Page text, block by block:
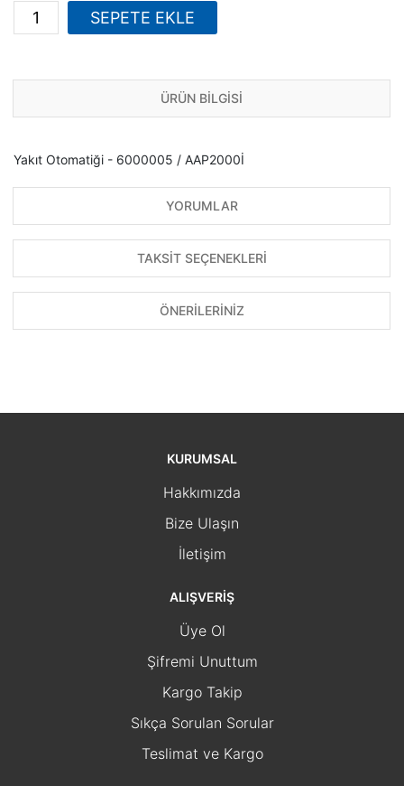
SEPETE EKLE
ÜRÜN BİLGİSİ
Yakıt Otomatiği - 6000005 / AAP2000İ
YORUMLAR
TAKSİT SEÇENEKLERİ
ÖNERİLERİNİZ
KURUMSAL
Hakkımızda
Bize Ulaşın
İletişim
ALIŞVERİŞ
Üye Ol
Şifremi Unuttum
Kargo Takip
Sıkça Sorulan Sorular
Teslimat ve Kargo